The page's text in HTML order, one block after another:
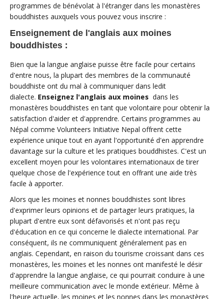
programmes de bénévolat à l'étranger dans les monastères
bouddhistes auxquels vous pouvez vous inscrire :
Enseignement de l'anglais aux moines
bouddhistes :
Bien que la langue anglaise puisse être facile pour certains
d'entre nous, la plupart des membres de la communauté
bouddhiste ont du mal à communiquer dans ledit
dialecte. Enseignez l'anglais aux moines dans les
monastères bouddhistes en tant que volontaire pour obtenir la
satisfaction d'aider et d'apprendre. Certains programmes au
Népal comme Volunteers Initiative Nepal offrent cette
expérience unique tout en ayant l'opportunité d'en apprendre
davantage sur la culture et les pratiques bouddhistes. C'est un
excellent moyen pour les volontaires internationaux de tirer
quelque chose de l'expérience tout en offrant une aide très
facile à apporter.
Alors que les moines et nonnes bouddhistes sont libres
d'exprimer leurs opinions et de partager leurs pratiques, la
plupart d'entre eux sont défavorisés et n'ont pas reçu
d'éducation en ce qui concerne le dialecte international. Par
conséquent, ils ne communiquent généralement pas en
anglais. Cependant, en raison du tourisme croissant dans ces
monastères, les moines et les nonnes ont manifesté le désir
d'apprendre la langue anglaise, ce qui pourrait conduire à une
meilleure communication avec le monde extérieur. Même à
l'heure actuelle, les moines et les nonnes dans les monastères